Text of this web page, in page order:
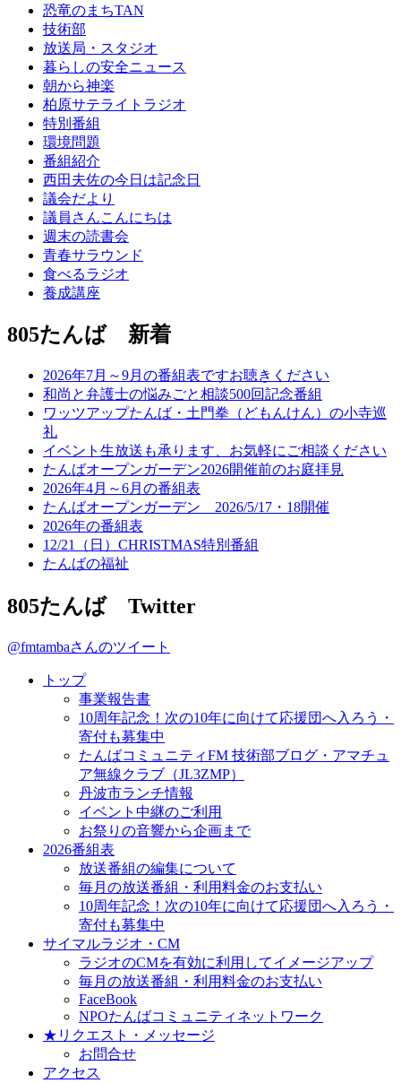
恐竜のまちTAN
技術部
放送局・スタジオ
暮らしの安全ニュース
朝から神楽
柏原サテライトラジオ
特別番組
環境問題
番組紹介
西田夫佐の今日は記念日
議会だより
議員さんこんにちは
週末の読書会
青春サラウンド
食べるラジオ
養成講座
805たんば 新着
2026年7月～9月の番組表ですお聴きください
和尚と弁護士の悩みごと相談500回記念番組
ワッツアップたんば・土門拳（どもんけん）の小寺巡
礼
イベント生放送も承ります、お気軽にご相談ください
たんばオープンガーデン2026開催前のお庭拝見
2026年4月～6月の番組表
たんばオープンガーデン 2026/5/17・18開催
2026年の番組表
12/21（日）CHRISTMAS特別番組
たんばの福祉
805たんば Twitter
@fmtambaさんのツイート
トップ
事業報告書
10周年記念！次の10年に向けて応援団へ入ろう・
寄付も募集中
たんばコミュニティFM 技術部ブログ・アマチュ
ア無線クラブ（JL3ZMP）
丹波市ランチ情報
イベント中継のご利用
お祭りの音響から企画まで
2026番組表
放送番組の編集について
毎月の放送番組・利用料金のお支払い
10周年記念！次の10年に向けて応援団へ入ろう・
寄付も募集中
サイマルラジオ・CM
ラジオのCMを有効に利用してイメージアップ
毎月の放送番組・利用料金のお支払い
FaceBook
NPOたんばコミュニティネットワーク
★リクエスト・メッセージ
お問合せ
アクセス